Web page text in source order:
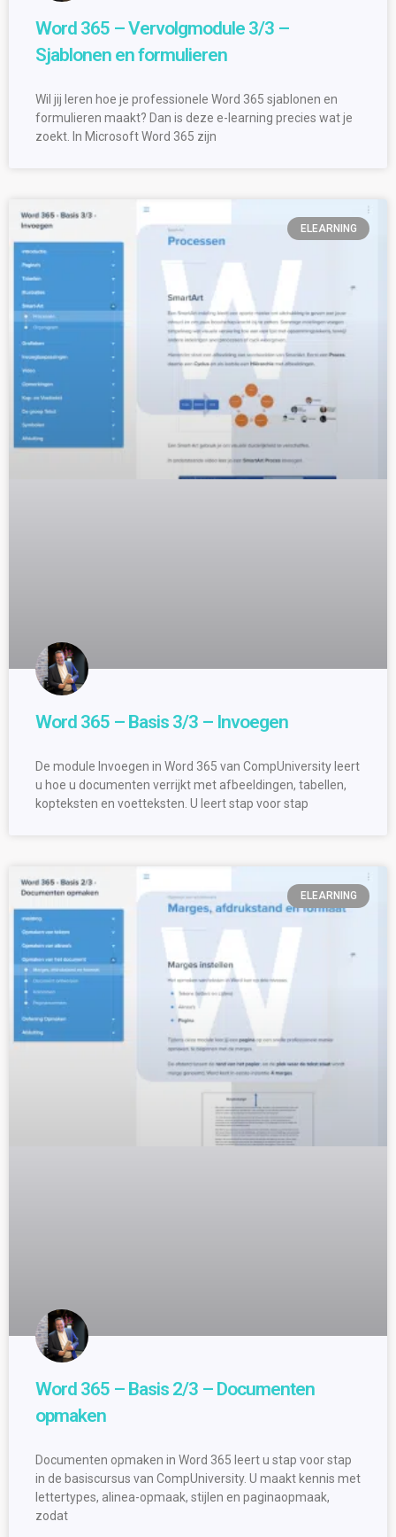
Word 365 – Vervolgmodule 3/3 –
Sjablonen en formulieren
Wil jij leren hoe je professionele Word 365 sjablonen en
formulieren maakt? Dan is deze e-learning precies wat je
zoekt. In Microsoft Word 365 zijn
ELEARNING
Word 365 – Basis 3/3 – Invoegen
De module Invoegen in Word 365 van CompUniversity leert
u hoe u documenten verrijkt met afbeeldingen, tabellen,
kopteksten en voetteksten. U leert stap voor stap
ELEARNING
Word 365 – Basis 2/3 – Documenten
opmaken
Documenten opmaken in Word 365 leert u stap voor stap
in de basiscursus van CompUniversity. U maakt kennis met
lettertypes, alinea-opmaak, stijlen en paginaopmaak,
zodat